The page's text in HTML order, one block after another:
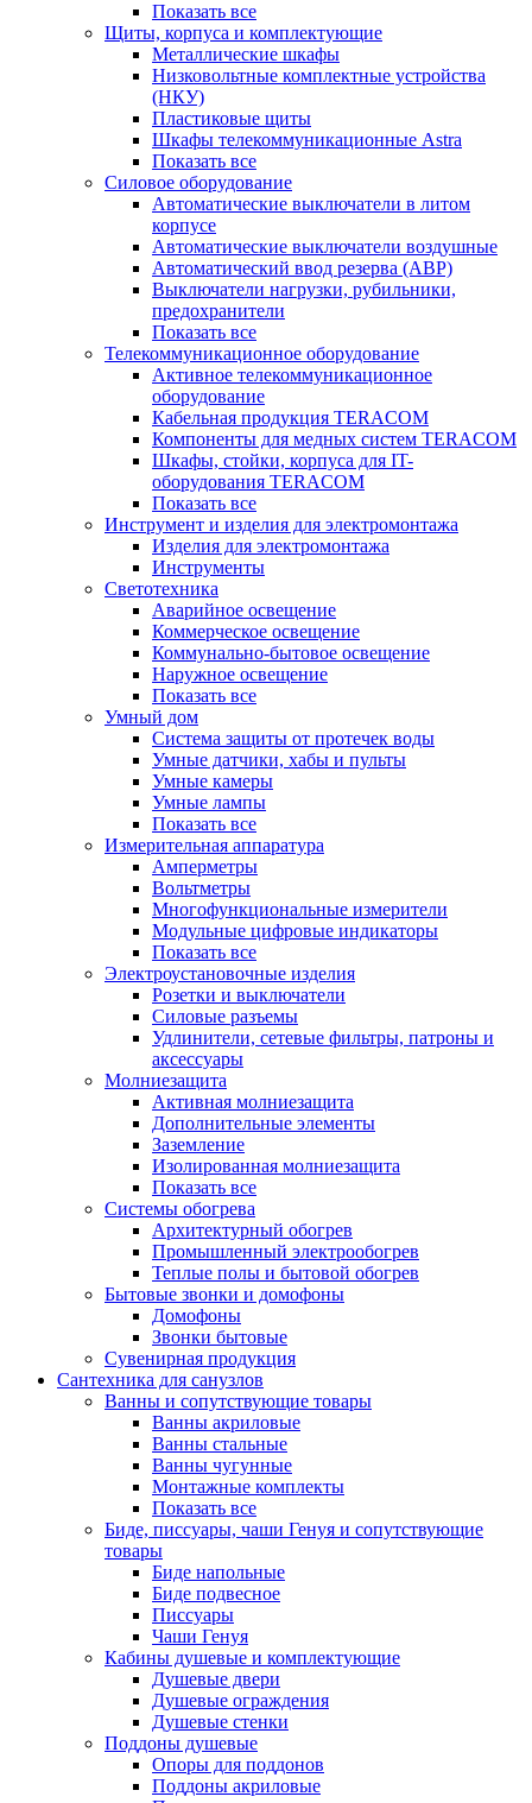
Показать все
Щиты, корпуса и комплектующие
Металлические шкафы
Низковольтные комплектные устройства
(НКУ)
Пластиковые щиты
Шкафы телекоммуникационные Astra
Показать все
Силовое оборудование
Автоматические выключатели в литом
корпусе
Автоматические выключатели воздушные
Автоматический ввод резерва (АВР)
Выключатели нагрузки, рубильники,
предохранители
Показать все
Телекоммуникационное оборудование
Активное телекоммуникационное
оборудование
Кабельная продукция TERACOM
Компоненты для медных систем TERACOM
Шкафы, стойки, корпуса для IT-
оборудования TERACOM
Показать все
Инструмент и изделия для электромонтажа
Изделия для электромонтажа
Инструменты
Светотехника
Аварийное освещение
Коммерческое освещение
Коммунально-бытовое освещение
Наружное освещение
Показать все
Умный дом
Система защиты от протечек воды
Умные датчики, хабы и пульты
Умные камеры
Умные лампы
Показать все
Измерительная аппаратура
Амперметры
Вольтметры
Многофункциональные измерители
Модульные цифровые индикаторы
Показать все
Электроустановочные изделия
Розетки и выключатели
Силовые разъемы
Удлинители, сетевые фильтры, патроны и
аксессуары
Молниезащита
Активная молниезащита
Дополнительные элементы
Заземление
Изолированная молниезащита
Показать все
Системы обогрева
Архитектурный обогрев
Промышленный электрообогрев
Теплые полы и бытовой обогрев
Бытовые звонки и домофоны
Домофоны
Звонки бытовые
Сувенирная продукция
Сантехника для санузлов
Ванны и сопутствующие товары
Ванны акриловые
Ванны стальные
Ванны чугунные
Монтажные комплекты
Показать все
Биде, писсуары, чаши Генуя и сопутствующие
товары
Биде напольные
Биде подвесное
Писсуары
Чаши Генуя
Кабины душевые и комплектующие
Душевые двери
Душевые ограждения
Душевые стенки
Поддоны душевые
Опоры для поддонов
Поддоны акриловые